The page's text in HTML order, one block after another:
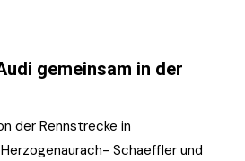
gemeinsam in der
der Rennstrecke in
Schaeffler und